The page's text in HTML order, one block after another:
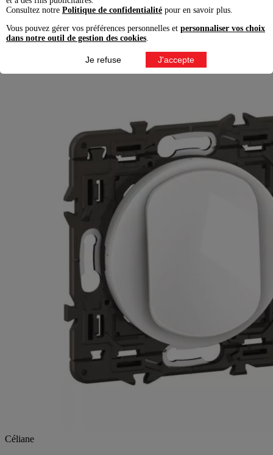
Prix conseillé TTC
éco-contribution incluse
Céliane
Consultez notre Politique de confidentialité pour en savoir plus.
Vous pouvez gérer vos préférences personnelles et personnaliser vos choix
dans notre outil de gestion des cookies
Je refuse J'accepte